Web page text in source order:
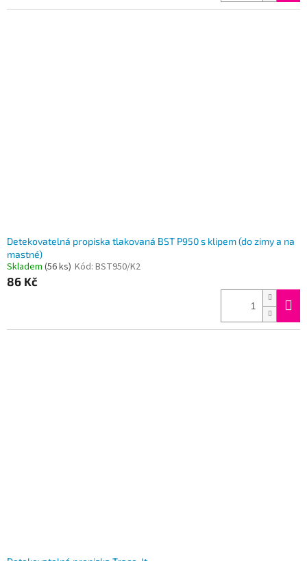
Detekovatelná propiska tlakovaná BST P950 s klipem (do zimy a na
mastné)
Skladem (56 ks) Kód: BST950/K2
86 Kč